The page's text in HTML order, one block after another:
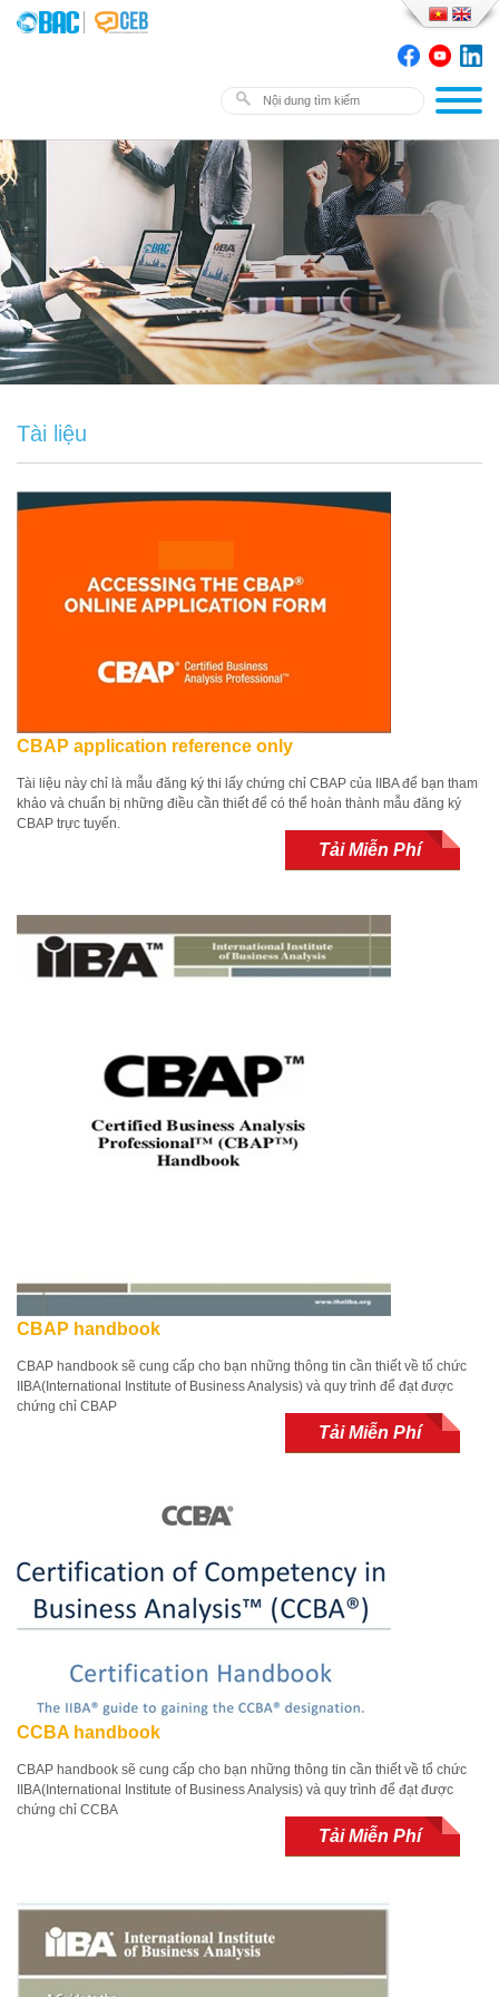
Tài liệu
CBAP application reference only
Tài liệu này chỉ là mẫu đăng ký thi lấy chứng chỉ CBAP của IIBA để bạn tham
khảo và chuẩn bị những điều cần thiết để có thể hoàn thành mẫu đăng ký
CBAP trực tuyến.
Tải Miễn Phí
CBAP handbook
CBAP handbook sẽ cung cấp cho bạn những thông tin cần thiết về tổ chức
IIBA(International Institute of Business Analysis) và quy trình để đạt được
chứng chỉ CBAP
Tải Miễn Phí
CCBA handbook
CBAP handbook sẽ cung cấp cho bạn những thông tin cần thiết về tổ chức
IIBA(International Institute of Business Analysis) và quy trình để đạt được
chứng chỉ CCBA
Tải Miễn Phí